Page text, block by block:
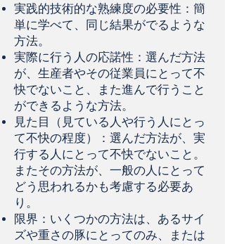
実践的技術的な熟練度の必要性：簡
単に学べて、同じ結果がでるような
方法。
実際に行う人の応諾性：選んだ方法
が、生産者やその従業員にとって不
快でないこと、また進んで行うこと
ができるような方法。
見た目（見ている人や行う人にとっ
て不快の程度）：選んだ方法が、実
行する人にとって不快でないこと。
またその方法が、一般の人にとって
どう思われるかも考慮する必要あ
り。
限界：いくつかの方法は、あるサイ
ズや重さの豚にとってのみ、または